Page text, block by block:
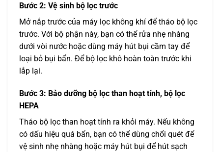
Bước 2: Vệ sinh bộ lọc trước
Mở nắp trước của máy lọc không khí để tháo bộ lọc
trước. Với bộ phận này, bạn có thể rửa nhẹ nhàng
dưới vòi nước hoặc dùng máy hút bụi cầm tay để
loại bỏ bụi bẩn. Để bộ lọc khô hoàn toàn trước khi
lắp lại.
Bước 3: Bảo dưỡng bộ lọc than hoạt tính, bộ lọc
HEPA
Tháo bộ lọc than hoạt tính ra khỏi máy. Nếu không
có dấu hiệu quá bẩn, bạn có thể dùng chổi quét để
vệ sinh nhẹ nhàng hoặc máy hút bụi để hút sạch